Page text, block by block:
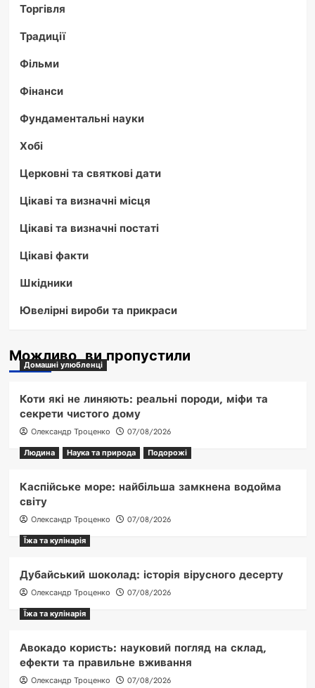
Торгівля
Традиції
Фільми
Фінанси
Фундаментальні науки
Хобі
Церковні та святкові дати
Цікаві та визначні місця
Цікаві та визначні постаті
Цікаві факти
Шкідники
Ювелірні вироби та прикраси
Можливо, ви пропустили
Домашні улюбленці
Коти які не линяють: реальні породи, міфи та
секрети чистого дому
Олександр Троценко
07/08/2026
Людина
Наука та природа Подорожі
Каспійське море: найбільша замкнена водойма
світу
Олександр Троценко
07/08/2026
Їжа та кулінарія
Дубайський шоколад: історія вірусного десерту
Олександр Троценко
07/08/2026
Їжа та кулінарія
Авокадо користь: науковий погляд на склад,
ефекти та правильне вживання
Олександр Троценко 07/08/2026